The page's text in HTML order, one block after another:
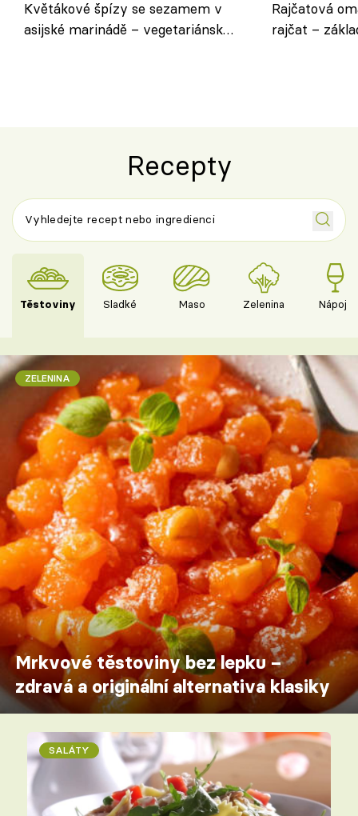
Květákové špízy se sezamem v
asijské marinádě – vegetariánská
Rajčatová
rajčat –
Recepty
Těstoviny Sladké Maso Zelenina Nápoje
ZELENINA
Mrkvové těstoviny bez lepku –
zdravá a originální alternativa klasiky
SALÁTY